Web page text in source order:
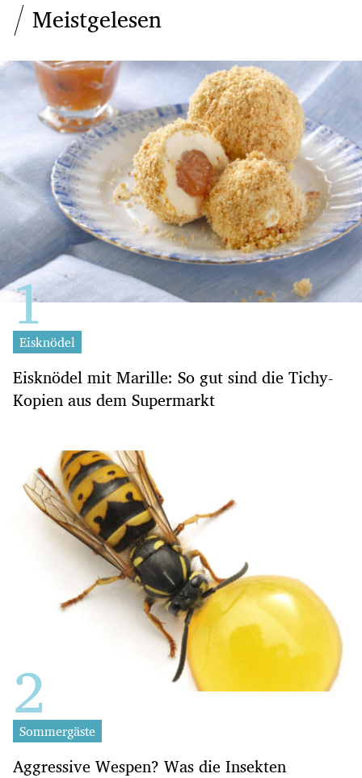
Meistgelesen
Eisknödel
Eisknödel mit Marille: So gut sind die Tichy-
Kopien aus dem Supermarkt
Sommergäste
Aggressive Wespen? Was die Insekten